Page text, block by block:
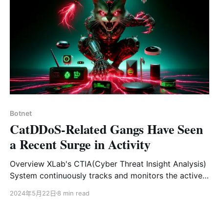
情况引起了我们的关注。经过分析，我们确认这是一个使
用Golang实现的僵尸网络。由于其C2使用了“ootheca”字
符串，让人联想到星际争霸中的铺天盖地的虫族，我们将
其命名为Zergeca。 从功能上来说，Zergeca不仅是一个
典型的DDoS僵尸网络，除了支持六种不同的攻击方法
外，还具备代理、扫描、自升级、持久化、文件传输、反
向shell和收集设备敏感信息等功能。从网络通信来看，
Zergeca也具有以下独特之处： 1. 支持多种DNS解析方
实现C2通信协议，并通过xor进行加密 在对Zergeca的基
础设
Botnet
CatDDoS-Related Gangs Have Seen
a Recent Surge in Activity
Overview XLab's CTIA(Cyber Threat Insight Analysis)
System continuously tracks and monitors the active
observed that CatDDoS-related gangs remain active
2024年5月22日 8 min read